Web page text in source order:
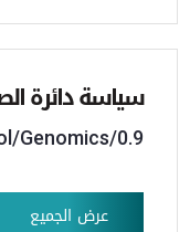
سياسة دائرة
Genomics/0.9
عرض الجميع